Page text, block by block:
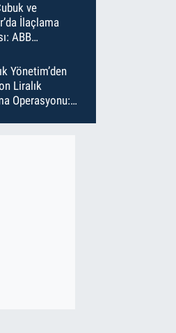
ve
İlaçlama
ABB
Yönetim’den
Liralık
Operasyonu: